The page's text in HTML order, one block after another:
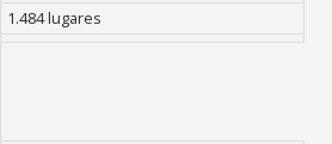
1.484 lugares